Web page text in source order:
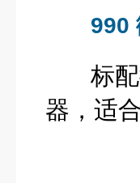
990
标
器，适